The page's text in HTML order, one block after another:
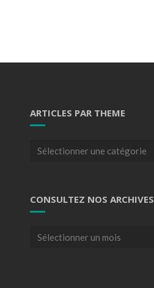
ARTICLES PAR THEME
Articles
CONSULTEZ NOS ARCHIVES
Consultez